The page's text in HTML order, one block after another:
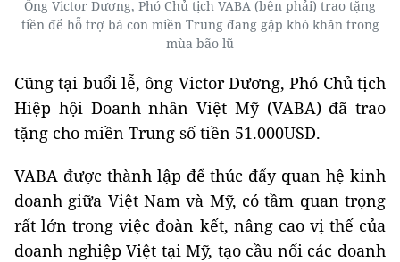
Ông Victor Dương, Phó Chủ tịch VABA (bên phải) trao tặng
tiền để hỗ trợ bà con miền Trung đang gặp khó khăn trong
mùa bão lũ
Cũng tại buổi lễ, ông Victor Dương, Phó Chủ tịch
Hiệp hội Doanh nhân Việt Mỹ (VABA) đã trao
tặng cho miền Trung số tiền 51.000USD.
VABA được thành lập để thúc đẩy quan hệ kinh
doanh giữa Việt Nam và Mỹ, có tầm quan trọng
rất lớn trong việc đoàn kết, nâng cao vị thế của
doanh nghiệp Việt tại Mỹ, tạo cầu nối các doanh